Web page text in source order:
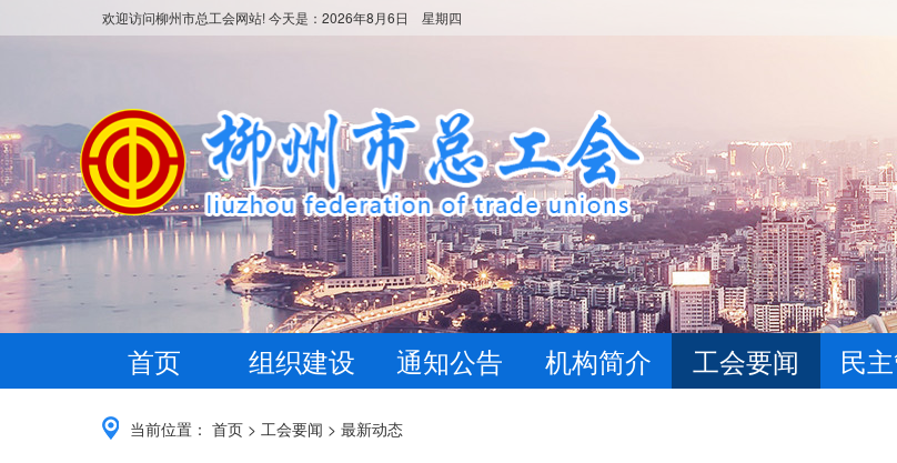
欢迎访问柳州市总工会网站! 今天是： 2026年8月6日 星期四
首页 组织建设 通知公告 机构简介 工会要闻 民
当前位置： 首页 > 工会要闻 > 最新动态